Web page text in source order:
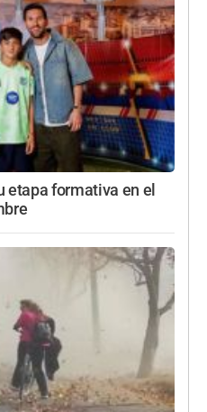
etapa formativa en el